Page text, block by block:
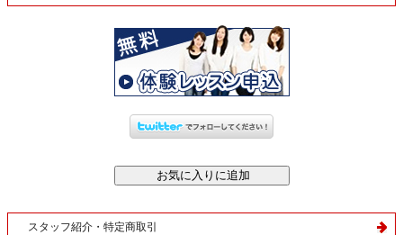
スタッフ紹介・特定商取引